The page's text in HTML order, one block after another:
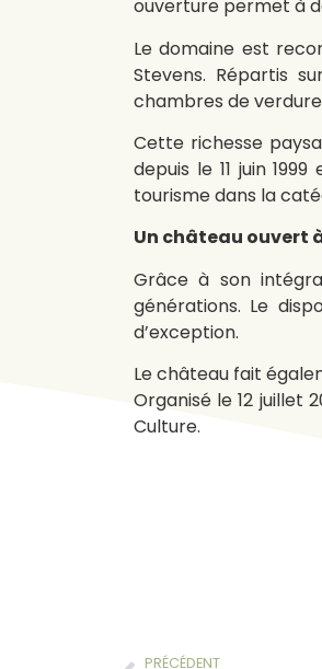
ouverture permet à
Le domaine est
Stevens. Répartis
chambres de
Cette richesse
depuis le 11 juin
tourisme dans la
Un château ouvert
Grâce à son
générations. Le
d’exception.
Le château fait
Organisé le 12 juillet
Culture.
PRÉCÉDENT